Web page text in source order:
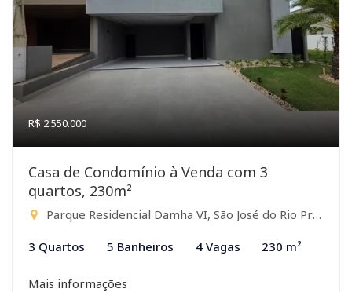
R$ 2.550.000
Casa de Condomínio à Venda com 3
quartos, 230m²
Parque Residencial Damha VI, São José do Rio Preto-SP
3 Quartos 5 Banheiros 4 Vagas 230 m²
Mais informações